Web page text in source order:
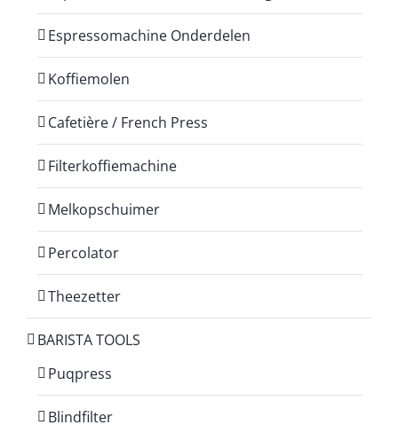
Espressomachine Onderdelen
Koffiemolen
Cafetière / French Press
Filterkoffiemachine
Melkopschuimer
Percolator
Theezetter
BARISTA TOOLS
Puqpress
Blindfilter